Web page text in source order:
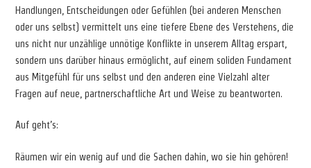
Handlungen, Entscheidungen oder Gefühlen (bei anderen Menschen
oder uns selbst) vermittelt uns eine tiefere Ebene des Verstehens, die
uns nicht nur unzählige unnötige Konflikte in unserem Alltag erspart,
sondern uns darüber hinaus ermöglicht, auf einem soliden Fundament
aus Mitgefühl für uns selbst und den anderen eine Vielzahl alter
Fragen auf neue, partnerschaftliche Art und Weise zu beantworten.
Auf geht’s:
Räumen wir ein wenig auf und die Sachen dahin, wo sie hin gehören!